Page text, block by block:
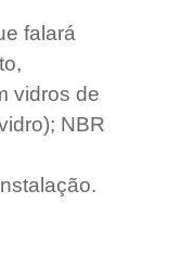
falará
vidros de
NBR